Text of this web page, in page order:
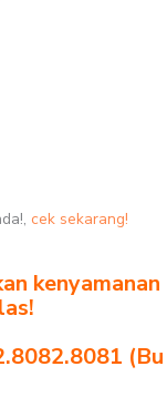
cek sekarang!
kenyamanan
(Bu